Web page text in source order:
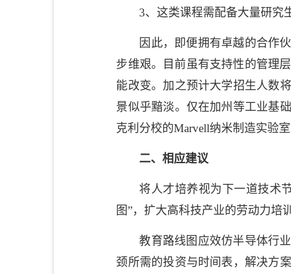
3、这类课程需配备大量研究
因此，即便拥有卓越的合作
步维艰。目前虽有支持性的管理
能改变。加之预计大学招生人数
景似乎黯淡。仅在加州等工业基
克利分校的Marvell纳米制造实验
二、相应建议
将人才培养视为下一道技术
图”，扩大高科技产业的劳动力培
教育路线图应效仿半导体行
颈所需的投资与时间表，解决方